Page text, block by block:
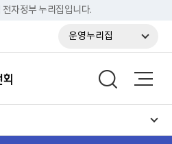
자정부 누리집입니다.
운영누리집